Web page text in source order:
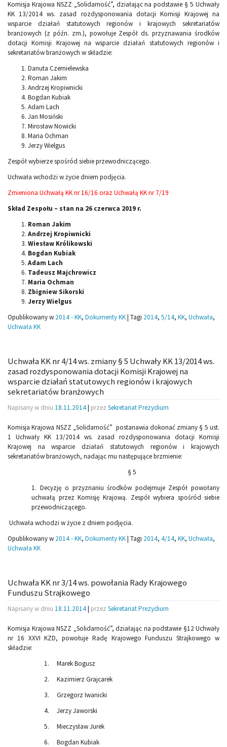
Komisja Krajowa NSZZ „Solidarność”, działając na podstawie § 5 Uchwały
KK 13/2014 ws. zasad rozdysponowania dotacji Komisji Krajowej na
wsparcie działań statutowych regionów i krajowych sekretariatów
branżowych (z późn. zm.), powołuje Zespół ds. przyznawania środków
dotacji Komisji Krajowej na wsparcie działań statutowych regionów i
sekretariatów branżowych w składzie:
Danuta Czernielewska
Roman Jakim
Andrzej Kropiwnicki
Bogdan Kubiak
Adam Lach
Jan Mosiński
Mirosław Nowicki
Maria Ochman
Jerzy Wielgus
Zespół wybierze spośród siebie przewodniczącego.
Uchwała wchodzi w życie dniem podjęcia.
Zmieniona Uchwałą KK nr 16/16 oraz Uchwałą KK nr 7/19
Skład Zespołu – stan na 26 czerwca 2019 r.
Roman Jakim
Andrzej Kropiwnicki
Wiesław Królikowski
Bogdan Kubiak
Adam Lach
Tadeusz Majchrowicz
Maria Ochman
Zbigniew Sikorski
Jerzy Wielgus
Opublikowany w 2014 - KK, Dokumenty KK| Tagi 2014, 5/14, KK, Uchwała,
Uchwała KK
Uchwała KK nr 4/14 ws. zmiany § 5 Uchwały KK 13/2014 ws.
zasad rozdysponowania dotacji Komisji Krajowej na
wsparcie działań statutowych regionów i krajowych
sekretariatów branżowych
Napisany w dniu 18.11.2014| przez Sekretariat Prezydium
Komisja Krajowa NSZZ „Solidarność” postanawia dokonać zmiany § 5 ust.
1 Uchwały KK 13/2014 ws. zasad rozdysponowania dotacji Komisji
Krajowej na wsparcie działań statutowych regionów i krajowych
sekretariatów branżowych, nadając mu następujące brzmienie:
§ 5
1. Decyzję o przyznaniu środków podejmuje Zespół powołany
uchwałą przez Komisję Krajową. Zespół wybiera spośród siebie
przewodniczącego.
Uchwała wchodzi w życie z dniem podjęcia.
Opublikowany w 2014 - KK, Dokumenty KK| Tagi 2014, 4/14, KK, Uchwała,
Uchwała KK
Uchwała KK nr 3/14 ws. powołania Rady Krajowego
Funduszu Strajkowego
Napisany w dniu 18.11.2014| przez Sekretariat Prezydium
Komisja Krajowa NSZZ „Solidarność”, działając na podstawie §12 Uchwały
nr 16 XXVI KZD, powołuje Radę Krajowego Funduszu Strajkowego w
składzie:
1. Marek Bogusz
2. Kazimierz Grajcarek
3. Grzegorz Iwanicki
4. Jerzy Jaworski
5. Mieczysław Jurek
6. Bogdan Kubiak